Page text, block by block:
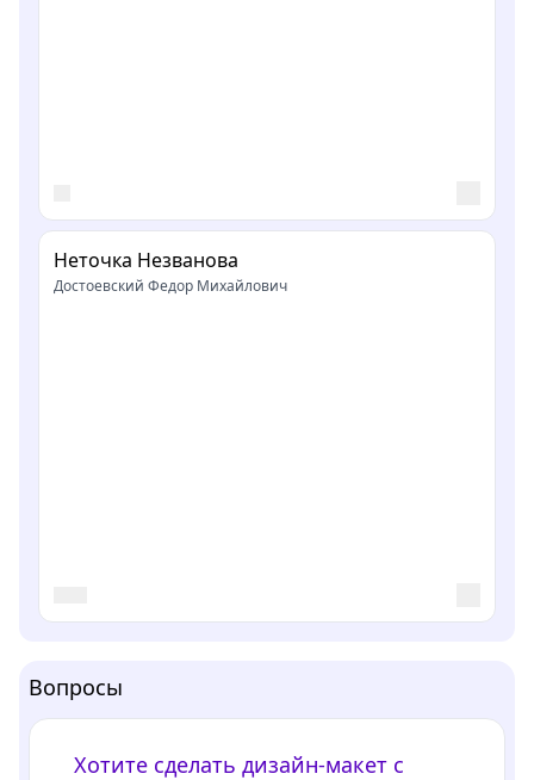
Неточка Незванова
Достоевский Федор Михайлович
Вопросы
Хотите сделать дизайн-макет с